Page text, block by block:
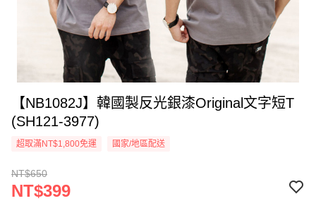
【NB1082J】韓國製反光銀漆Original文字短T
(SH121-3977)
超取滿NT$1,800免運 國家/地區配送
NT$650
NT$399